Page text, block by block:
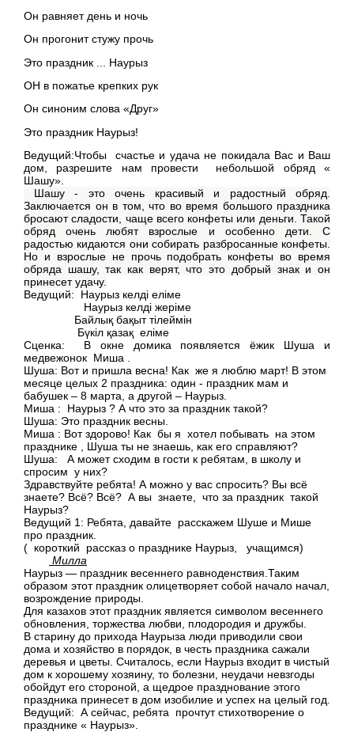
Он равняет день и ночь
Он прогонит стужу прочь
Это праздник ... Наурыз
ОН в пожатье крепких рук
Он синоним слова «Друг»
Это праздник Наурыз!
Ведущий:Чтобы счастье и удача не покидала Вас и Ваш
дом, разрешите нам провести небольшой обряд «
Шашу».
Шашу - это очень красивый и радостный обряд.
Заключается он в том, что во время большого праздника
бросают сладости, чаще всего конфеты или деньги. Такой
обряд очень любят взрослые и особенно дети. С
радостью кидаются они собирать разбросанные конфеты.
Но и взрослые не прочь подобрать конфеты во время
обряда шашу, так как верят, что это добрый знак и он
принесет удачу.
Ведущий: Наурыз келді еліме
Наурыз келді жеріме
Байлық бақыт тілеймін
Бүкіл қазақ еліме
Сценка: В окне домика появляется ёжик Шуша и
медвежонок Миша .
Шуша: Вот и пришла весна! Как же я люблю март! В этом
месяце целых 2 праздника: один - праздник мам и
бабушек – 8 марта, а другой – Наурыз.
Миша : Наурыз ? А что это за праздник такой?
Шуша: Это праздник весны.
Миша : Вот здорово! Как бы я хотел побывать на этом
празднике , Шуша ты не знаешь, как его справляют?
Шуша: А может сходим в гости к ребятам, в школу и
спросим у них?
Здравствуйте ребята! А можно у вас спросить? Вы всё
знаете? Всё? Всё? А вы знаете, что за праздник такой
Наурыз?
Ведущий 1: Ребята, давайте расскажем Шуше и Мише
про праздник.
( короткий рассказ о празднике Наурыз, учащимся)
Милла
Наурыз — праздник весеннего равноденствия.Таким
образом этот праздник олицетворяет собой начало начал,
возрождение природы.
Для казахов этот праздник является символом весеннего
обновления, торжества любви, плодородия и дружбы.
В старину до прихода Наурыза люди приводили свои
дома и хозяйство в порядок, в честь праздника сажали
деревья и цветы. Считалось, если Наурыз входит в чистый
дом к хорошему хозяину, то болезни, неудачи невзгоды
обойдут его стороной, а щедрое празднование этого
праздника принесет в дом изобилие и успех на целый год.
Ведущий: А сейчас, ребята прочтут стихотворение о
празднике « Наурыз».